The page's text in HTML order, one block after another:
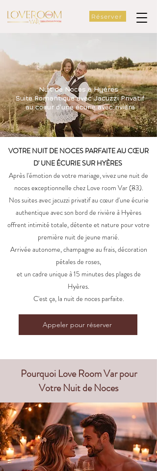
Réserver
décoration personnalisé, départs tardif .
​Tarifs à definir selon la suite choisit
Nuit de Noces à Hyères :
Suite Romantique avec Jacuzzi Privatif
au coeur d'une écurie avec rivière
VOTRE NUIT DE NOCES PARFAITE AU CŒUR
D' UNE ÉCURIE SUR HYÈRES
Après l'émotion de votre mariage, vivez une nuit de
noces exceptionnelle chez Love room Var (83).
Nos suites avec jacuzzi privatif au cœur d'une écurie
authentique avec son bord de rivière à Hyères
offrent intimité totale, détente et nature pour votre
première nuit de jeune marié.
Arrivée autonome, champagne au frais, décoration
pétales de roses,
et un cadre unique à 15 minutes des plagesde
Hyères.
C'est ça, la nuit de noces parfaite.
Appeler pour réserver
Pourquoi Love Room Var pour
Votre Nuit de Noces